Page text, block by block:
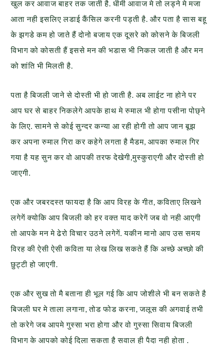
खुल कर आवाज बाहर तक जाती है. धीमी आवाज मे तो लड्ने मे मजा
आता नही इसलिए लडाई कैंसिल करनी पड्ती है. और पता है सास बहू
के झगडे कम हो जाते हैं दोनो बजाय एक दूसरे को कोसने के बिजली
विभाग को कोसती हैं इससे मन की भडास भी निकल जाती है और मन
को शांति भी मिलती है.
पता है बिजली जाने से दोस्ती भी हो जाती है. अब लाईट ना होने पर
आप घर से बाहर निकलेगे आपके हाथ मे रुमाल भी होगा पसीना पोछ्ने
के लिए. सामने से कोई सुन्दर कन्या आ रही होगी तो आप जान बूझ
कर अपना रुमाल गिरा कर कहेगे लगता है मैडम, आपका रुमाल गिर
गया है यह सुन कर वो आपकी तरफ देखेगी,मुस्कुराएगी और दोस्ती हो
जाएगी.
एक और जबरदस्त फायदा है कि आप विरह के गीत, कविताए लिखने
लगेगें क्योकि आप बिजली को हर वक्त याद करेगें जब वो नही आएगी
तो आपके मन मे ढेरो विचार उठने लगेगें. यकीन मानो आप उस समय
विरह की ऐसी ऐसी कविता या लेख लिख सकते हैं कि अच्छे अच्छो की
छुट्टी हो जाएगी.
एक और सुख तो मै बताना ही भूल गई कि आप जोशीले भी बन सकते है
बिजली घर मे ताला लगाना, तोड फोड करना, जलूस की अगवाई तभी
तो करेगे जब आपमे गुस्सा भरा होगा और वो गुस्सा सिवाय बिजली
विभाग के आपको कोई दिला सकता है सवाल ही पैदा नही होता .